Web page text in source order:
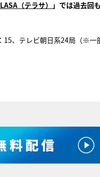
（テラサ） 」では過去回
15、テレビ朝日系24局（※一